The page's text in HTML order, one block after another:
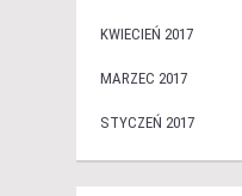
KWIECIEŃ 2017
MARZEC 2017
STYCZEŃ 2017